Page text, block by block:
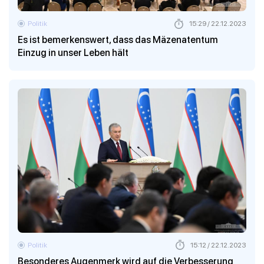
Es ist bemerkenswert, dass das Mäzenatentum
Einzug in unser Leben hält
Politik 15:29 / 22.12.2023
Besonderes Augenmerk wird auf die Verbesserung
Politik 15:12 / 22.12.2023